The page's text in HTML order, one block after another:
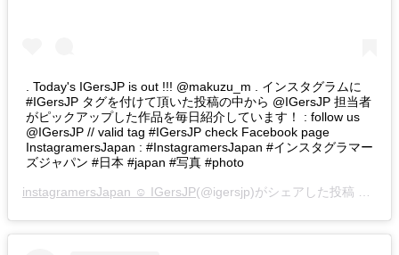
. Today's IGersJP is out !!! @makuzu_m . インスタグラムに
#IGersJP タグを付けて頂いた投稿の中から @IGersJP 担当者
がピックアップした作品を毎日紹介しています！ : follow us
@IGersJP // valid tag #IGersJP check Facebook page
InstagramersJapan : #InstagramersJapan #インスタグラマー
ズジャパン #日本 #japan #写真 #photo
instagramersJapan ☺︎ IGersJP(@igersjp)がシェアした投稿 –